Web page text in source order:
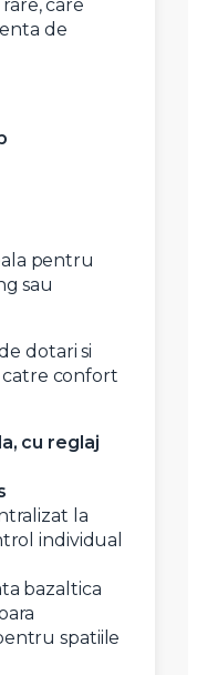
care
de
pentru
sau
dotari si
catre confort
cu reglaj
la
individual
bazaltica
spatiile